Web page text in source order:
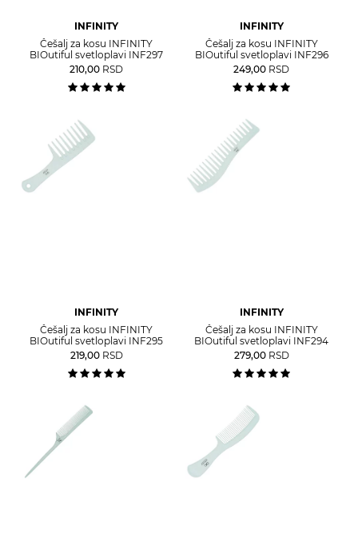
INFINITY
Češalj za kosu INFINITY
BIOutiful svetloplavi INF297
210,00 RSD
INFINITY
Češalj za kosu INFINITY
BIOutiful svetloplavi INF296
249,00 RSD
INFINITY
Češalj za kosu INFINITY
BIOutiful svetloplavi INF295
219,00 RSD
INFINITY
Češalj za kosu INFINITY
BIOutiful svetloplavi INF294
279,00 RSD